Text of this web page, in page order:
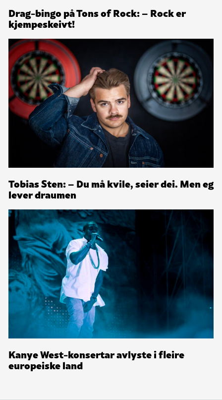
Drag-bingo på Tons of Rock: – Rock er
kjempeskeivt!
Tobias Sten: – Du må kvile, seier dei. Men eg
lever draumen
Kanye West-konsertar avlyste i fleire
europeiske land